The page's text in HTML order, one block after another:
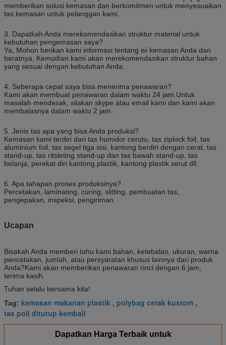
memberikan solusi kemasan dan berkomitmen untuk menyesuaikan
tas kemasan untuk pelanggan kami.
3. Dapatkah Anda merekomendasikan struktur material untuk
kebutuhan pengemasan saya?
Ya, Mohon berikan kami informasi tentang isi kemasan Anda dan
beratnya, Kemudian kami akan merekomendasikan struktur bahan
yang sesuai dengan kebutuhan Anda.
4. Seberapa cepat saya bisa menerima penawaran?
Kami akan membuat penawaran dalam waktu 24 jam.Untuk
masalah mendesak, silakan skype atau email kami dan kami akan
membalasnya dalam waktu 2 jam.
5. Jenis tas apa yang bisa Anda produksi?
Kemasan kami terdiri dari tas humidor cerutu, tas ziplock foil, tas
aluminium foil, tas segel tiga sisi, kantong berdiri dengan cerat, tas
stand-up, tas ritsleting stand-up dan tas bawah stand-up, tas
belanja, perekat diri kantong plastik, kantong plastik serut dll.
6. Apa tahapan proses produksinya?
Percetakan, laminating, curing, slitting, pembuatan tas,
pengepakan, inspeksi, pengiriman.
Ucapan
Bisakah Anda memberi tahu kami bahan, ketebalan, ukuran, warna
pencetakan, jumlah, atau persyaratan khusus lainnya dari produk
Anda?Kami akan memberikan penawaran rinci dengan 6 jam,
terima kasih.
Tuhan selalu bersama kita!
Tag: kemasan makanan plastik , polybag cetak kustom ,
tas poli ditutup kembali
Dapatkan Harga Terbaik untuk